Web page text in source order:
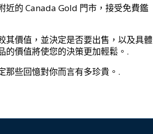
近的 Canada Gold 門市，接受免費鑑
其價值，並決定是否要出售，以及具體
的價值將使您的決策更加輕鬆。.
那些回憶對你而言有多珍貴。.